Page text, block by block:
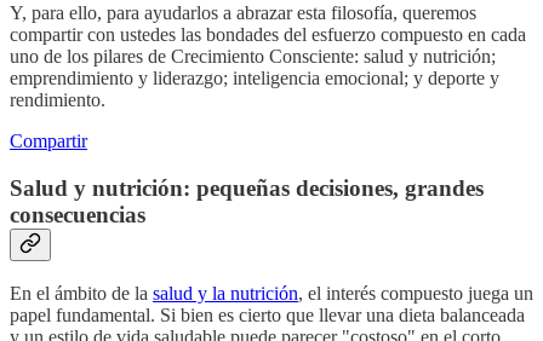
Y, para ello, para ayudarlos a abrazar esta filosofía, queremos
compartir con ustedes las bondades del esfuerzo compuesto en cada
uno de los pilares de Crecimiento Consciente: salud y nutrición;
emprendimiento y liderazgo; inteligencia emocional; y deporte y
rendimiento.
Compartir
Salud y nutrición: pequeñas decisiones, grandes
consecuencias
En el ámbito de la salud y la nutrición, el interés compuesto juega un
papel fundamental. Si bien es cierto que llevar una dieta balanceada